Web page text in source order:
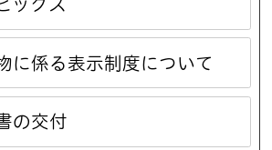
ックス
に係る表示制度について
の交付